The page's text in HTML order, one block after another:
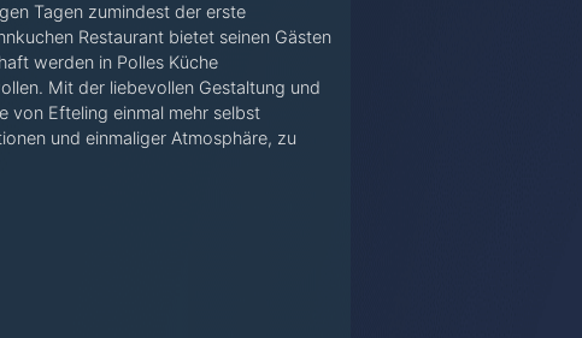
Tagen zumindest der erste
Restaurant bietet seinen Gästen
werden in Polles Küche
Mit der liebevollen Gestaltung und
von Efteling einmal mehr selbst
und einmaliger Atmosphäre, zu